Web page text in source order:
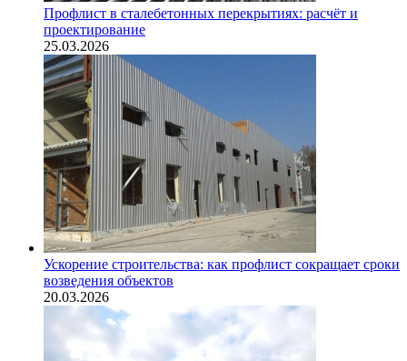
Профлист в сталебетонных перекрытиях: расчёт и
проектирование
25.03.2026
Ускорение строительства: как профлист сокращает сроки
возведения объектов
20.03.2026